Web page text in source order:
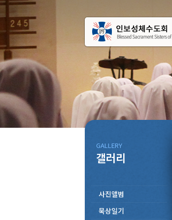
GALLERY
갤러리
사진앨범
묵상일기